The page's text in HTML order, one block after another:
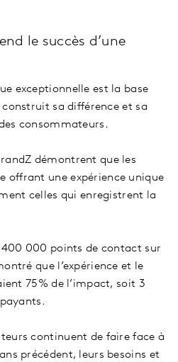
le succès d’une
exceptionnelle est la base
sa différence et sa
consommateurs.
démontrent que les
offrant une expérience unique
celles qui enregistrent la
400 000 points de contact sur
que l’expérience et le
75% de l’impact, soit 3
continuent de faire face à
précédent, leurs besoins et